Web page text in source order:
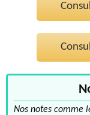
Nos notes comme